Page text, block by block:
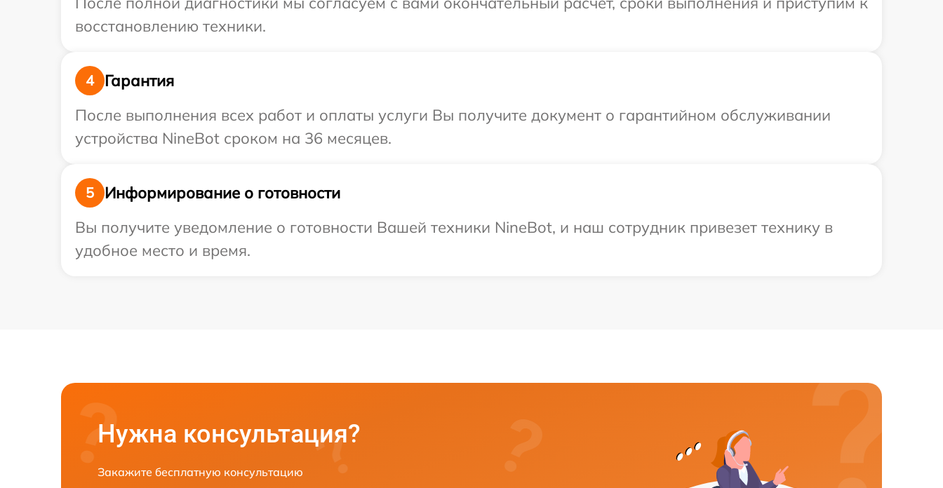
восстановлению техники.
4
Гарантия
После выполнения всех работ и оплаты услуги Вы получите документ о гарантийном обслуживании
устройства NineBot сроком на 36 месяцев.
5
Информирование о готовности
Вы получите уведомление о готовности Вашей техники NineBot, и наш сотрудник привезет технику в
удобное место и время.
Нужна консультация?
Закажите бесплатную консультацию